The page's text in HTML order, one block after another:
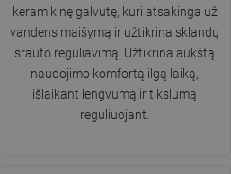
keramikinę galvutę, kuri atsakinga už
vandens maišymą ir užtikrina sklandų
srauto reguliavimą. Užtikrina aukštą
naudojimo komfortą ilgą laiką,
išlaikant lengvumą ir tikslumą
reguliuojant.